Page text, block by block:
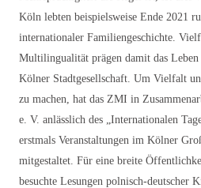
Köln lebten beispielsweise Ende 2021
internationaler Familiengeschichte.
Multilingualität prägen damit das
Kölner Stadtgesellschaft. Um Vielfalt
zu machen, hat das ZMI in
e. V. anlässlich des „Internationalen
erstmals Veranstaltungen im Kölner
mitgestaltet. Für eine breite
besuchte Lesungen polnisch-deutscher